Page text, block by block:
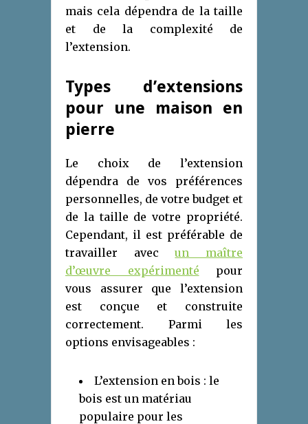
mais cela dépendra de la taille
et de la complexité de
l’extension.
Types d’extensions
pour une maison en
pierre
Le choix de l’extension
dépendra de vos préférences
personnelles, de votre budget et
de la taille de votre propriété.
Cependant, il est préférable de
travailler avecun maître
d’œuvre expérimenté pour
vous assurer que l’extension
est conçue et construite
correctement. Parmi les
options envisageables :
L’extension en bois : le
bois est un matériau
populaire pour les